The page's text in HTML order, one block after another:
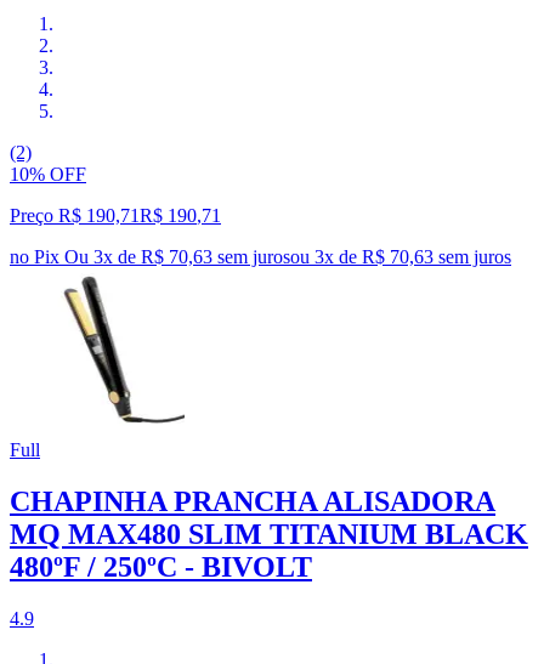
(2)
10% OFF
Preço R$ 190,71R$ 190,71
no Pix Ou 3x de R$ 70,63 sem jurosou 3x de R$ 70,63 sem juros
Full
CHAPINHA PRANCHA ALISADORA
MQ MAX480 SLIM TITANIUM BLACK
480ºF / 250ºC - BIVOLT
4.9